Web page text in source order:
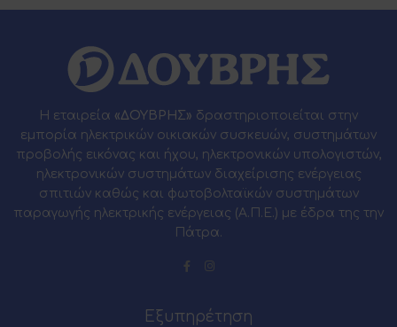
Η εταιρεία «ΔΟΥΒΡΗΣ» δραστηριοποιείται στην
εμπορία ηλεκτρικών οικιακών συσκευών, συστημάτων
προβολής εικόνας και ήχου, ηλεκτρονικών υπολογιστών,
ηλεκτρονικών συστημάτων διαχείρισης ενέργειας
σπιτιών καθώς και φωτοβολταϊκών συστημάτων
παραγωγής ηλεκτρικής ενέργειας (Α.Π.Ε.) με έδρα της την
Πάτρα.
Εξυπηρέτηση